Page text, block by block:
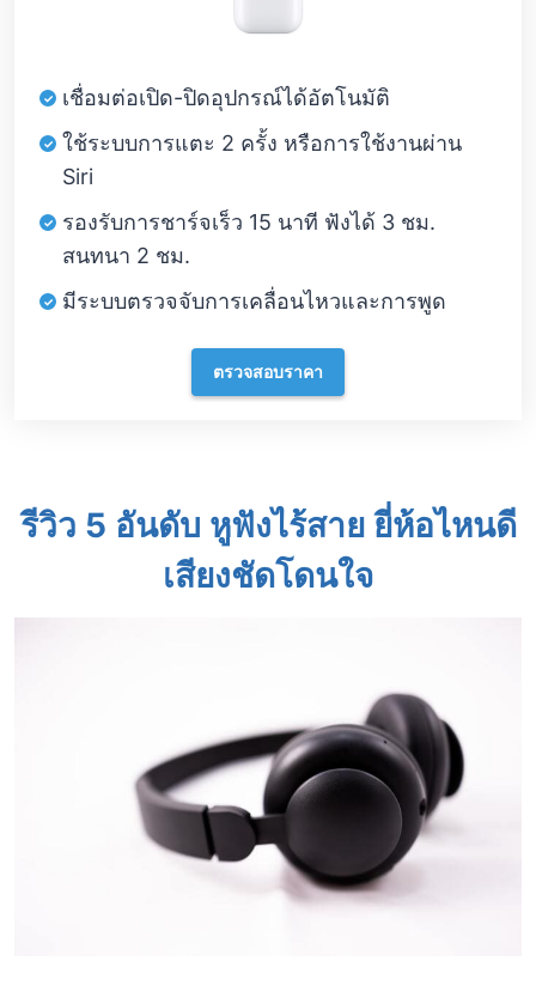
เชื่อมต่อเปิด-ปิดอุปกรณ์ได้อัตโนมัติ
ใช้ระบบการแตะ 2 ครั้ง หรือการใช้งานผ่าน
Siri
รองรับการชาร์จเร็ว 15 นาที ฟังได้ 3 ชม.
สนทนา 2 ชม.
มีระบบตรวจจับการเคลื่อนไหวและการพูด
ตรวจสอบราคา
รีวิว 5 อันดับ หูฟังไร้สาย ยี่ห้อไหนดี
เสียงชัดโดนใจ